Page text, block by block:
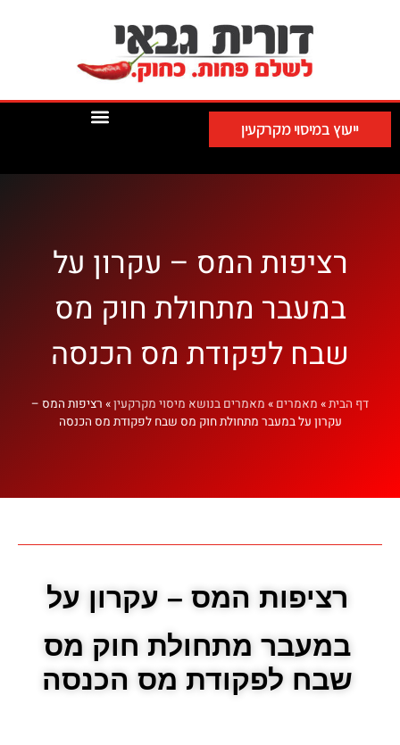
ייעוץ במיסוי מקרקעין
רציפות המס – עקרון על
במעבר מתחולת חוק מס
שבח לפקודת מס הכנסה
דף הבית» מאמרים » מאמרים בנושא מיסוי מקרקעין» רציפות המס –
עקרון על במעבר מתחולת חוק מס שבח לפקודת מס הכנסה
רציפות המס – עקרון על
במעבר מתחולת חוק מס
שבח לפקודת מס הכנסה